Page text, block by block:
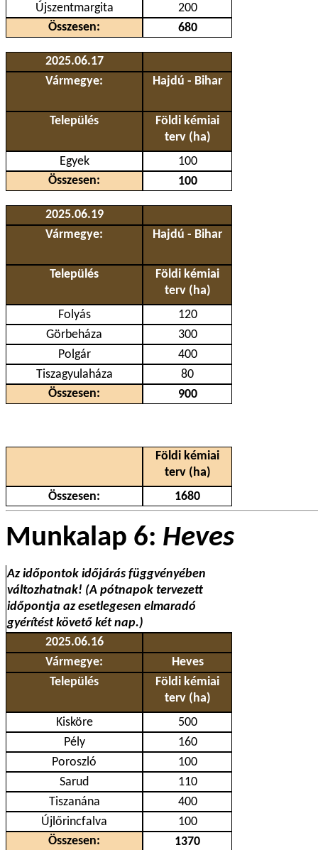
Újszentmargita
200
Összesen:
680
2025.06.17
Vármegye:
Hajdú - Bihar
Település
Földi kémiai
terv (ha)
Egyek
100
Összesen:
100
2025.06.19
Vármegye:
Hajdú - Bihar
Település
Földi kémiai
terv (ha)
Folyás
120
Görbeháza
300
Polgár
400
Tiszagyulaháza
80
Összesen:
900
Földi kémiai
terv (ha)
Összesen:
1680
Munkalap 6: Heves
Az időpontok időjárás függvényében
változhatnak! (A pótnapok tervezett
időpontja az esetlegesen elmaradó
gyérítést követő két nap.)
2025.06.16
Vármegye:
Heves
Település
Földi kémiai
terv (ha)
Kisköre
500
Pély
160
Poroszló
100
Sarud
110
Tiszanána
400
Újlőrincfalva
100
Összesen:
1370